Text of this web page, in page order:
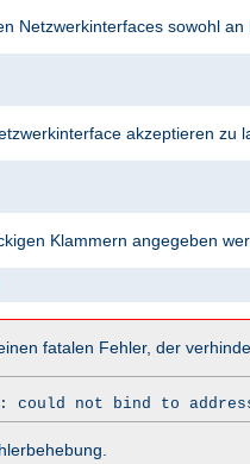
Netzwerkinterfaces sowohl
akzeptieren
Klammern angegeben
fatalen Fehler, der
could not bind to